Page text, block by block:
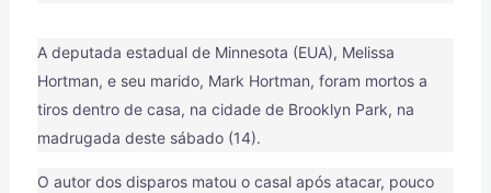
A deputada estadual de Minnesota (EUA), Melissa
Hortman, e seu marido, Mark Hortman, foram mortos a
tiros dentro de casa, na cidade de Brooklyn Park, na
madrugada deste sábado (14).
O autor dos disparos matou o casal após atacar, pouco